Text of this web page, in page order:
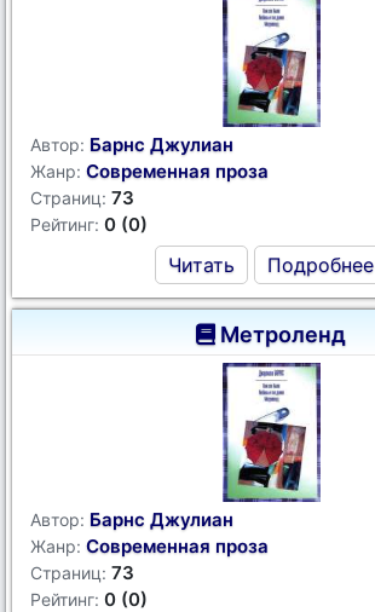
Автор: Барнс Джулиан
Жанр: Современная проза
Страниц: 73
Рейтинг: 0 (0)
Читать Подробнее
Метроленд
Автор: Барнс Джулиан
Жанр: Современная проза
Страниц: 73
Рейтинг: 0 (0)